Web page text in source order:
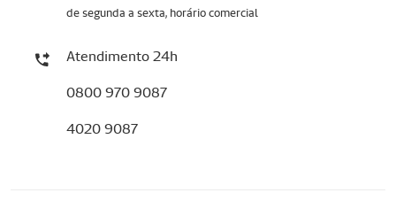
de segunda a sexta, horário comercial
Atendimento 24h
0800 970 9087
4020 9087